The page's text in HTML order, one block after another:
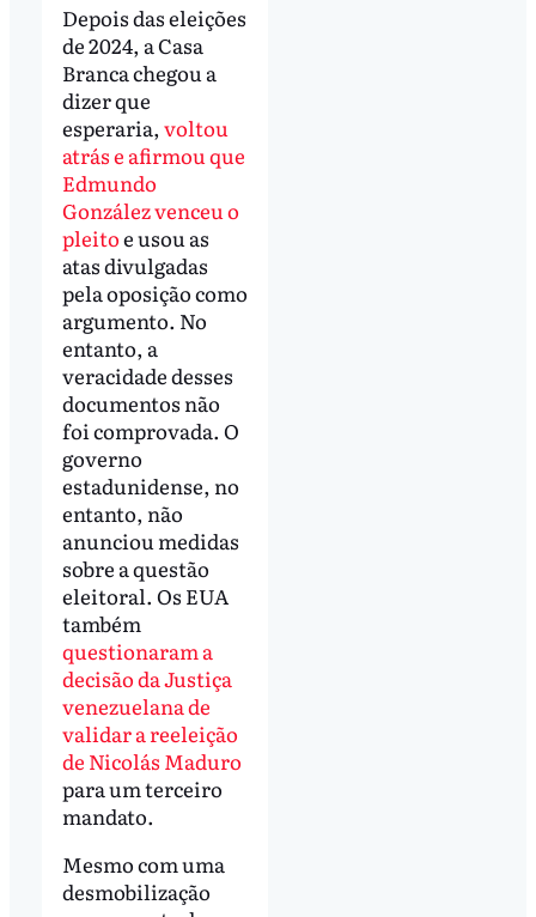
Depois das eleições
de 2024, a Casa
Branca chegou a
dizer que
esperaria, voltou
atrás e afirmou que
Edmundo
González venceu o
pleitoe usou as
atas divulgadas
pela oposição como
argumento. No
entanto, a
veracidade desses
documentos não
foi comprovada. O
governo
estadunidense, no
entanto, não
anunciou medidas
sobre a questão
eleitoral. Os EUA
também
questionaram a
decisão da Justiça
venezuelana de
validar a reeleição
de Nicolás Maduro
para um terceiro
mandato.
Mesmo com uma
desmobilização